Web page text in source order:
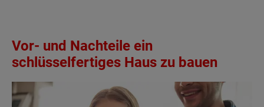
Vor- und Nachteile ein
schlüsselfertiges Haus zu bauen